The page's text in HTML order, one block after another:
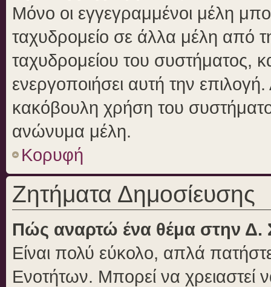
Μόνο οι εγγεγραμμένοι μέλη
ταχυδρομείο σε άλλα μέλη από
ταχυδρομείου του συστήματος,
ενεργοποιήσει αυτή την
κακόβουλη χρήση του
ανώνυμα μέλη.
Κορυφή
Ζητήματα Δημοσίευσης
Πώς αναρτώ ένα θέμα στην Δ.
Είναι πολύ εύκολο, απλά
Ενοτήτων. Μπορεί να χρειαστεί